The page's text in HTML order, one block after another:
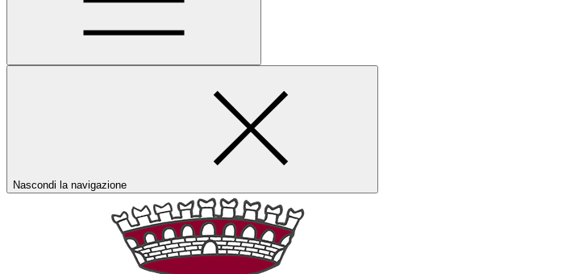
Nascondi la navigazione